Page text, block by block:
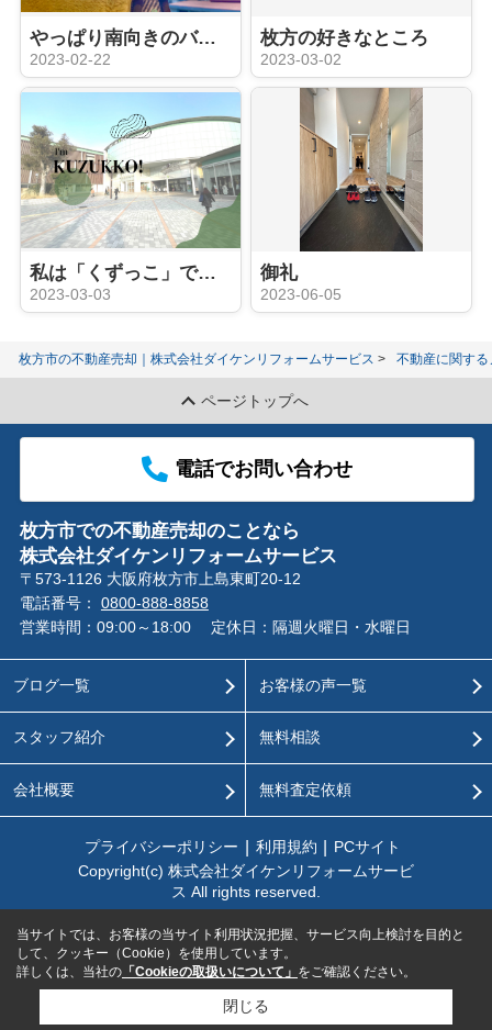
やっぱり南向きのバルコニーが最高！
2023-02-22
枚方の好きなところ
2023-03-02
私は「くずっこ」です！
2023-03-03
御礼
2023-06-05
枚方市の不動産売却｜株式会社ダイケンリフォームサービス 不動産に関す
ページトップへ
電話でお問い合わせ
枚方市での不動産売却のことなら
株式会社ダイケンリフォームサービス
〒573-1126 大阪府枚方市上島東町20-12
電話番号： 0800-888-8858
営業時間：09:00～18:00
定休日：隔週火曜日・水曜日
ブログ一覧
スタッフ紹介
会社概要
お客様の声一覧
無料相談
無料査定依頼
プライバシーポリシー 利用規約
PCサイト
Copyright(c) 株式会社ダイケンリフォームサービ
ス All rights reserved.
当サイトでは、お客様の当サイト利用状況把握、サービス向上検討を目的と
して、クッキー（Cookie）を使用しています。
詳しくは、当社の 「Cookieの取扱いについて」 をご確認ください。
閉じる